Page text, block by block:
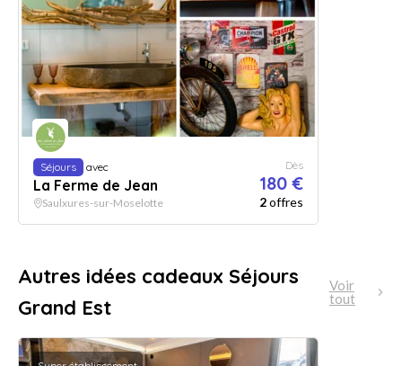
Séjours avec
La Ferme de Jean
Dès
180 €
Saulxures-sur-Moselotte 2offres
Autres idées cadeaux Séjours
Grand Est
Voir
tout